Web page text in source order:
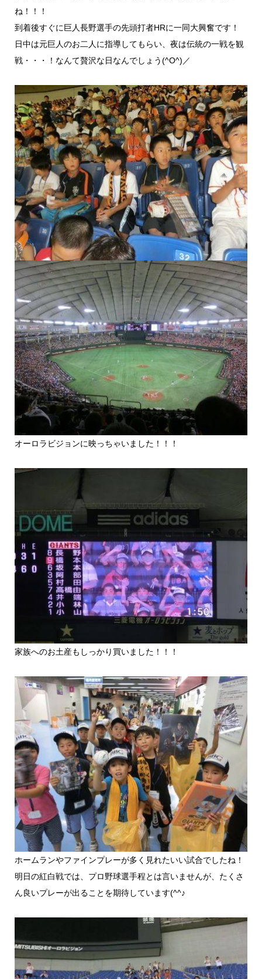
ね！！！
到着後すぐに巨人長野選手の先頭打者HRに一同大興奮です！
日中は元巨人のお二人に指導してもらい、夜は伝統の一戦を観
戦・・・！なんて贅沢な日なんでしょう(^O^)／
オーロラビジョンに映っちゃいました！！！
家族へのお土産もしっかり買いました！！！
ホームランやファインプレーが多く見れたいい試合でしたね！
明日の紅白戦では、プロ野球選手程とは言いませんが、たくさ
ん良いプレーが出ることを期待しています(^^♪